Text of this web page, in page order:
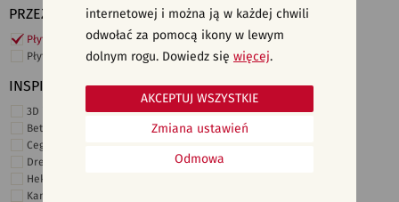
PRZEZNACZENIE
Płytki ścienne
Płytki podłogowe
INSPIRACJE
3D i struktury
Beton
Cegiełki
Drewno
Heksagonalne
Kamień
internetowej i można ją w każdej chwili
odwołać za pomocą ikony w lewym
dolnym rogu. Dowiedz się więcej.
Odmowa
Zmiana ustawień
AKCEPTUJ WSZYSTKIE